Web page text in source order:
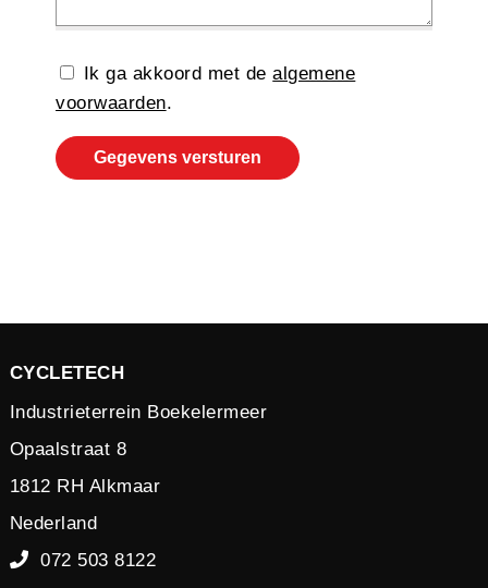
Ik ga akkoord met dealgemene
voorwaarden.
Gegevens versturen
CYCLETECH
Industrieterrein Boekelermeer
Opaalstraat 8
1812 RH Alkmaar
Nederland
072 503 8122